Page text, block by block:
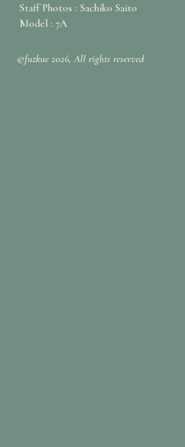
Staff Photos : Sachiko Saito
Model : 7A
©fuzkue 2026, All rights reserved